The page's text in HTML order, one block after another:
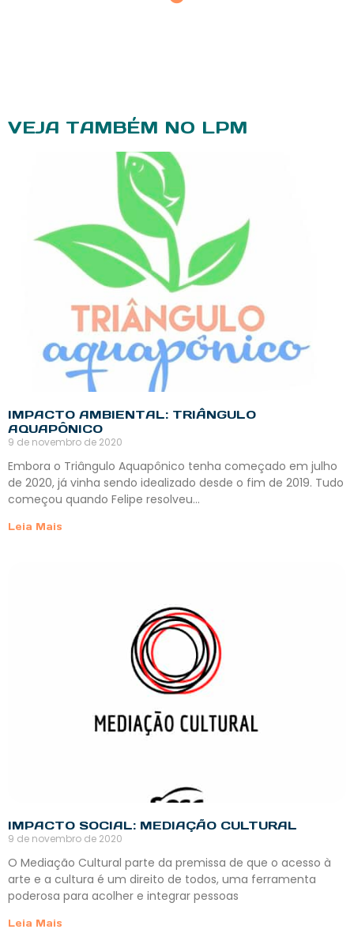
VEJA TAMBÉM NO LPM
IMPACTO AMBIENTAL: TRIÂNGULO
AQUAPÔNICO
9 de novembro de 2020
Embora o Triângulo Aquapônico tenha começado em julho
de 2020, já vinha sendo idealizado desde o fim de 2019. Tudo
começou quando Felipe resolveu…
Leia Mais
IMPACTO SOCIAL: MEDIAÇÃO CULTURAL
9 de novembro de 2020
O Mediação Cultural parte da premissa de que o acesso à
arte e a cultura é um direito de todos, uma ferramenta
poderosa para acolher e integrar pessoas
Leia Mais